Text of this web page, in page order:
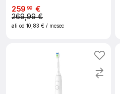
259 99 €
269,99 €
ali od 10,83 € / mesec